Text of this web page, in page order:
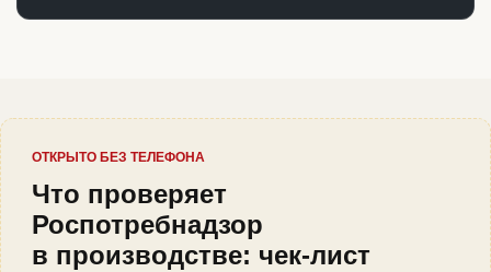
ОТКРЫТО БЕЗ ТЕЛЕФОНА
Что проверяет
Роспотребнадзор
в производстве: чек-лист